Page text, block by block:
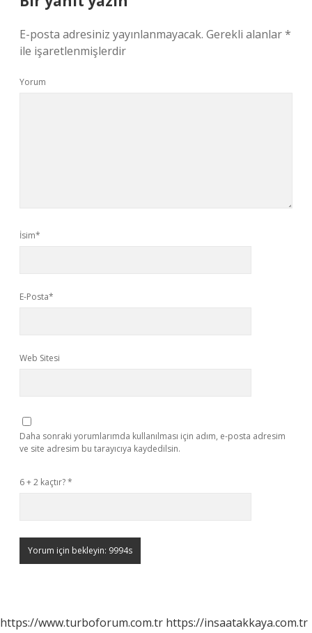
E-posta adresiniz yayınlanmayacak. Gerekli alanlar*
ile işaretlenmişlerdir
Yorum
İsim*
E-Posta*
Web Sitesi
Daha sonraki yorumlarımda kullanılması için adım, e-posta adresim
ve site adresim bu tarayıcıya kaydedilsin.
6 + 2 kaçtır?*
https://www.turboforum.com.tr https://insaatakkaya.com.tr